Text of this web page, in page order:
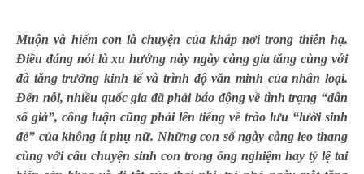
Muộn và hiếm con là chuyện của khắp nơi trong thiên hạ.
Điều đáng nói là xu hướng này ngày càng gia tăng cùng với
đà tăng trưởng kinh tế và trình độ văn minh của nhân loại.
Đến nỗi, nhiều quốc gia đã phải báo động về tình trạng “dân
số già”, công luận cũng phải lên tiếng về trào lưu “lười sinh
đẻ” của không ít phụ nữ. Những con số ngày càng leo thang
cùng với câu chuyện sinh con trong ống nghiệm hay tỷ lệ tai